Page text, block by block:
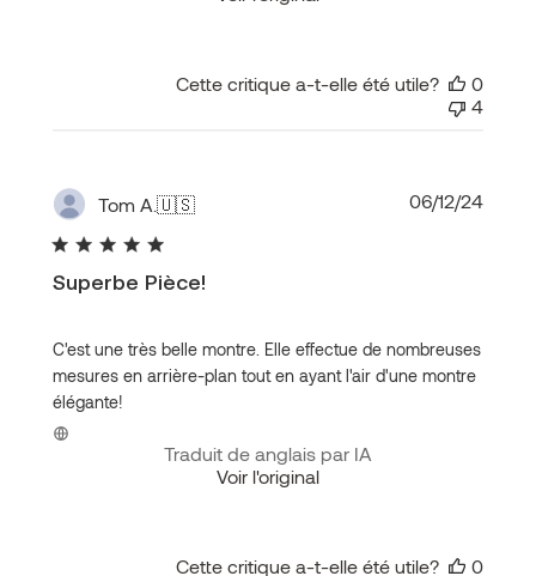
Cette critique a-t-elle été utile?
0
4
Tom A.🇺🇸
Superbe Pièce!
C'est une très belle montre. Elle effectue de nombreuses
mesures en arrière-plan tout en ayant l'air d'une montre
élégante!
Traduit de anglais par IA
Voir l'original
Date
06/12/24
Cette critique a-t-elle été utile?
0